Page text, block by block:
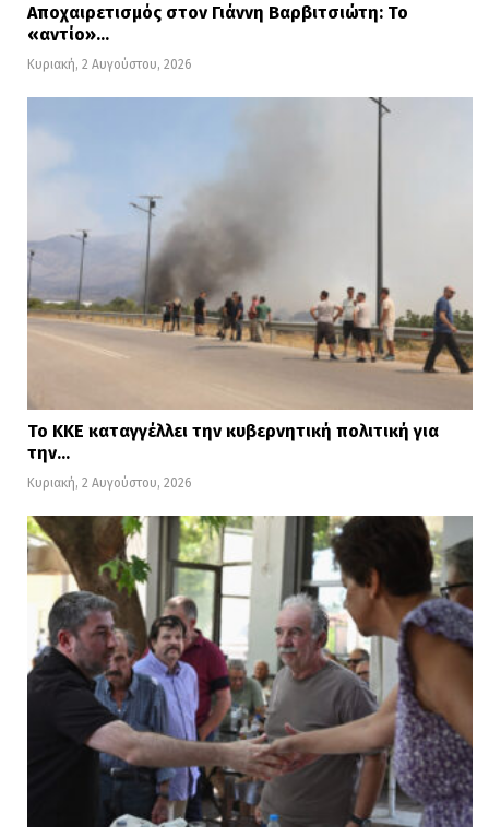
Αποχαιρετισμός στον Γιάννη Βαρβιτσιώτη: Το
«αντίο»…
Κυριακή, 2 Αυγούστου, 2026
Το ΚΚΕ καταγγέλλει την κυβερνητική πολιτική για
την…
Κυριακή, 2 Αυγούστου, 2026